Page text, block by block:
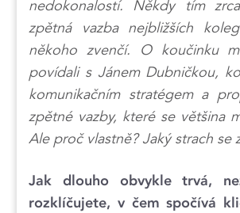
nedokonalostí. Někdy tím
zpětná vazba nejbližších
někoho zvenčí. O koučinku
povídali s Jánem Dubničkou,
komunikačním stratégem a
zpětné vazby, které se většina
Ale proč vlastně? Jaký strach se
Jak dlouho obvykle trvá,
rozklíčujete, v čem spočívá